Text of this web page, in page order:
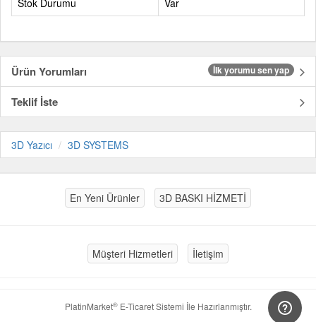
Stok Durumu
Var
Ürün Yorumları İlk yorumu sen yap
Teklif İste
3D Yazıcı 3D SYSTEMS
En Yeni Ürünler 3D BASKI HİZMETİ
Müşteri Hizmetleri İletişim
PlatinMarket®E-Ticaret Sistemi İle Hazırlanmıştır.